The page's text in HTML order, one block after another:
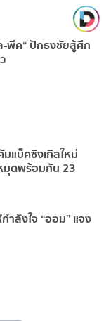
-พีค“ ปักธงชัยสู้ศึก
แบ็คซิงเกิลใหม่
มุดพร้อมกัน 23
ำลังใจ “ออม” แจง